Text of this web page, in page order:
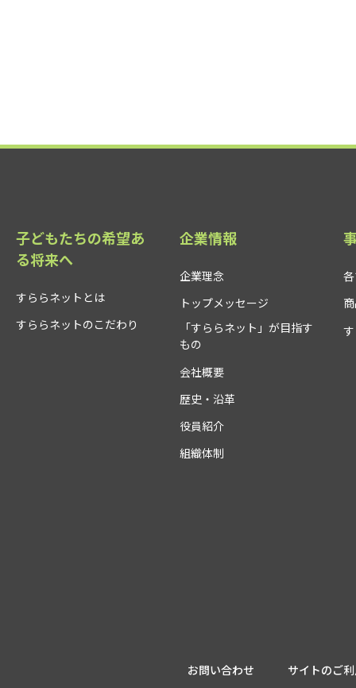
子どもたちの希望あ
る将来へ
すららネットとは
すららネットのこだわり
企業情報
企業理念
トップメッセージ
「すららネット」が目指す
もの
会社概要
歴史・沿革
役員紹介
組織体制
お問い合わせ サイトのご